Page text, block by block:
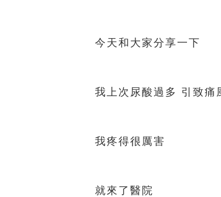
今天和大家分享一下
我上次尿酸過多 引致痛
我疼得很厲害
就來了醫院